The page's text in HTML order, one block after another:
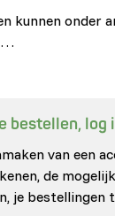
kunnen onder
bestellen, log
van een
de
je bestellingen